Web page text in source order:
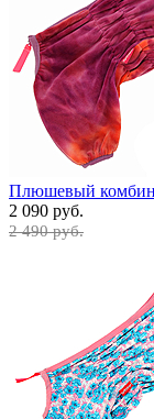
Плюшевый
2 090 руб.
2 490 руб.